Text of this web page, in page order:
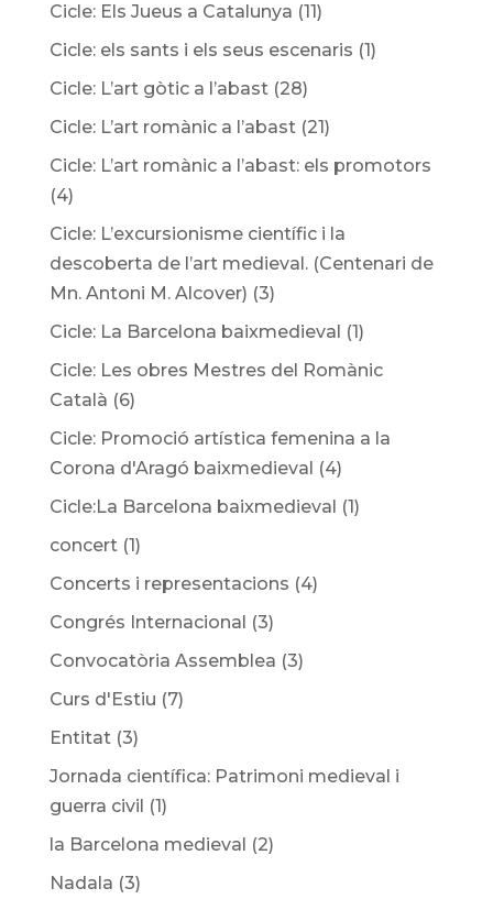
Cicle: Els Jueus a Catalunya (11)
Cicle: els sants i els seus escenaris (1)
Cicle: L’art gòtic a l’abast(28)
Cicle: L’art romànic a l’abast(21)
Cicle: L’art romànic a l’abast: els promotors
(4)
Cicle: L’excursionisme científic i la
descoberta de l’art medieval. (Centenari de
Mn. Antoni M. Alcover) (3)
Cicle: La Barcelona baixmedieval (1)
Cicle: Les obres Mestres del Romànic
Català (6)
Cicle: Promoció artística femenina a la
Corona d'Aragó baixmedieval (4)
Cicle:La Barcelona baixmedieval (1)
concert(1)
Concerts i representacions (4)
Congrés Internacional (3)
Convocatòria Assemblea (3)
Curs d'Estiu (7)
Entitat(3)
Jornada científica: Patrimoni medieval i
guerra civil (1)
la Barcelona medieval (2)
Nadala (3)